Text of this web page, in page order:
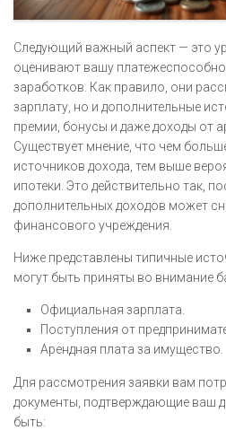
Следующий важный аспект — это
оценивают вашу
заработков. Как правило, они
зарплату, но и дополнительные
премии, бонусы и даже доходы от
Существует мнение, что чем
источников дохода, тем выше
ипотеки. Это действительно так,
дополнительных доходов может
финансового учреждения.
Ниже представлены типичные
могут быть приняты во внимание
Официальная зарплата.
Поступления от
Арендная плата за имущество.
Для рассмотрения заявки вам
документы, подтверждающие ваш
быть: